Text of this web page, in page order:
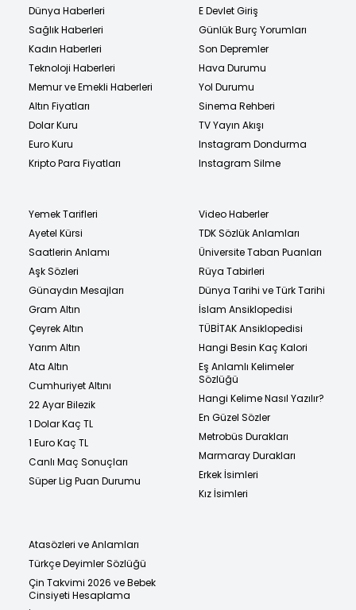
Dünya Haberleri
Sağlık Haberleri
Kadın Haberleri
Teknoloji Haberleri
Memur ve Emekli Haberleri
Altın Fiyatları
Dolar Kuru
Euro Kuru
Kripto Para Fiyatları
E Devlet Giriş
Günlük Burç Yorumları
Son Depremler
Hava Durumu
Yol Durumu
Sinema Rehberi
TV Yayın Akışı
Instagram Dondurma
Instagram Silme
Yemek Tarifleri
Ayetel Kürsi
Saatlerin Anlamı
Aşk Sözleri
Günaydın Mesajları
Gram Altın
Çeyrek Altın
Yarım Altın
Ata Altın
Cumhuriyet Altını
22 Ayar Bilezik
1 Dolar Kaç TL
1 Euro Kaç TL
Canlı Maç Sonuçları
Süper Lig Puan Durumu
Video Haberler
TDK Sözlük Anlamları
Üniversite Taban Puanları
Rüya Tabirleri
Dünya Tarihi ve Türk Tarihi
İslam Ansiklopedisi
TÜBİTAK Ansiklopedisi
Hangi Besin Kaç Kalori
Eş Anlamlı Kelimeler
Sözlüğü
Hangi Kelime Nasıl Yazılır?
En Güzel Sözler
Metrobüs Durakları
Marmaray Durakları
Erkek İsimleri
Kız İsimleri
Atasözleri ve Anlamları
Türkçe Deyimler Sözlüğü
Çin Takvimi 2026 ve Bebek
Cinsiyeti Hesaplama